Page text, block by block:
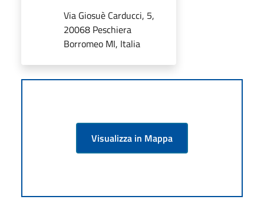
Via Giosuè Carducci, 5,
20068 Peschiera
Borromeo MI, Italia
Visualizza in Mappa